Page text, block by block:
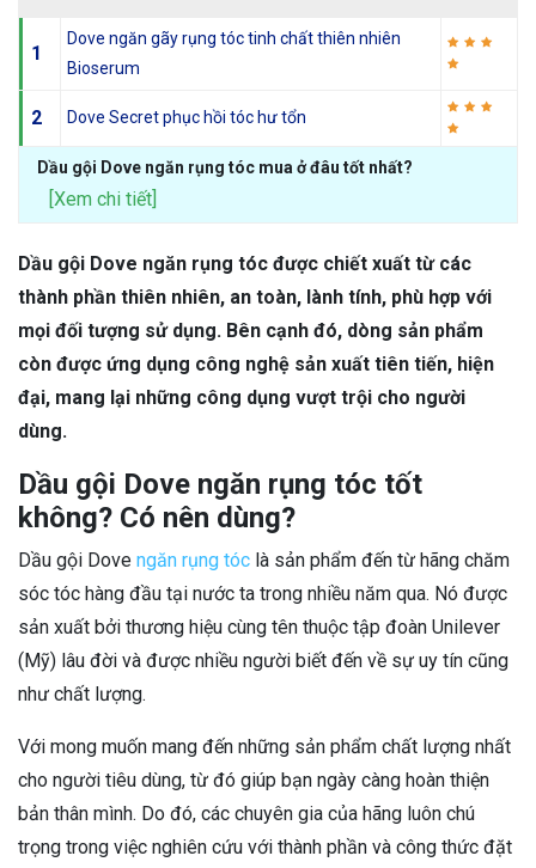
1
Dove ngăn gãy rụng tóc tinh chất thiên nhiên
Bioserum
2 Dove Secret phục hồi tóc hư tổn
Dầu gội Dove ngăn rụng tóc mua ở đâu tốt nhất?
[Xem chi tiết]
Dầu gội Dove ngăn rụng tóc được chiết xuất từ các
thành phần thiên nhiên, an toàn, lành tính, phù hợp với
mọi đối tượng sử dụng. Bên cạnh đó, dòng sản phẩm
còn được ứng dụng công nghệ sản xuất tiên tiến, hiện
đại, mang lại những công dụng vượt trội cho người
dùng.
Dầu gội Dove ngăn rụng tóc tốt
không? Có nên dùng?
Dầu gội Dove ngăn rụng tóc là sản phẩm đến từ hãng chăm
sóc tóc hàng đầu tại nước ta trong nhiều năm qua. Nó được
sản xuất bởi thương hiệu cùng tên thuộc tập đoàn Unilever
(Mỹ) lâu đời và được nhiều người biết đến về sự uy tín cũng
như chất lượng.
Với mong muốn mang đến những sản phẩm chất lượng nhất
cho người tiêu dùng, từ đó giúp bạn ngày càng hoàn thiện
bản thân mình. Do đó, các chuyên gia của hãng luôn chú
trọng trong việc nghiên cứu với thành phần và công thức đặt